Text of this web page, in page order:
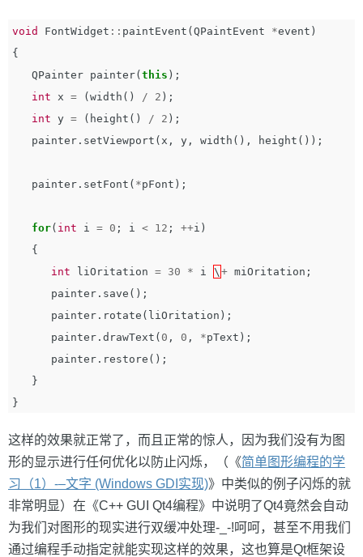
void FontWidget :: paintEvent ( QPaintEvent *event )
{
QPainter painter( this );
int x = ( width () / 2 );
int y = ( height () / 2 );
painter . setViewport ( x , y , width (), height ());
painter . setFont ( *pFont );
for( int i = 0 ; i < 12 ; ++i )
{
int
liOritation = 30 * i \ + miOritation ;
painter . save ();
painter . rotate ( liOritation );
painter . drawText ( 0 , 0 , *pText );
painter . restore ();
}
}
这样的效果就正常了，而且正常的惊人，因为我们没有为图
形的显示进行任何优化以防止闪烁，（《简单图形编程的学
习（1）-–文字 (Windows GDI实现)》中类似的例子闪烁的就
非常明显）在《C++ GUI Qt4编程》中说明了Qt4竟然会自动
为我们对图形的现实进行双缓冲处理-_-!呵呵，甚至不用我们
通过编程手动指定就能实现这样的效果，这也算是Qt框架设